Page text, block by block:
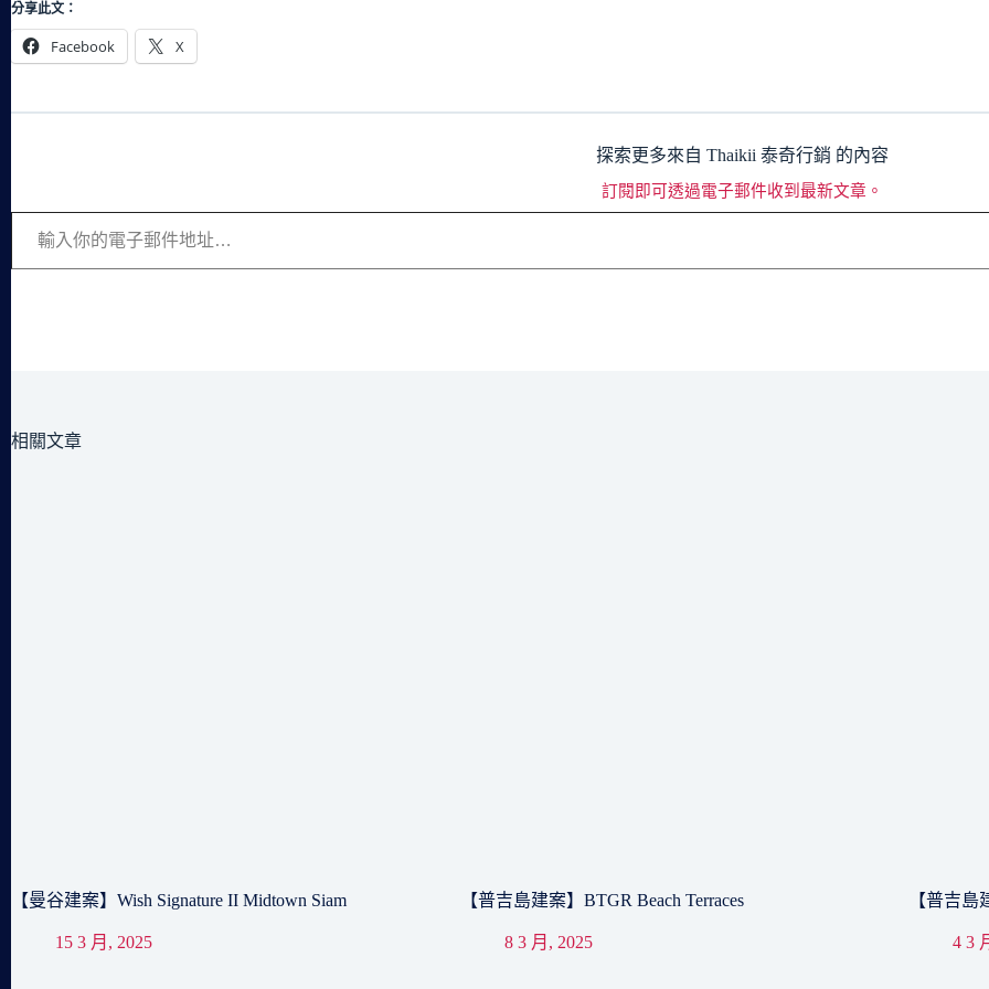
分享此文：
Facebook X
探索更多來自 Thaikii 泰奇行銷 的內容
訂閱即可透過電子郵件收到最新文章。
輸入你的電子郵件地址…
相關文章
【曼谷建案】Wish Signature II Midtown Siam
15 3 月, 2025
【普吉島建案】BTGR Beach Terraces
8 3 月, 2025
【普吉島
4 3